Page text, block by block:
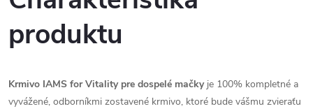
produktu
Krmivo IAMS for Vitality pre dospelé mačky je 100% kompletné a
vyvážené, odborníkmi zostavené krmivo, ktoré bude vášmu zvieraťu